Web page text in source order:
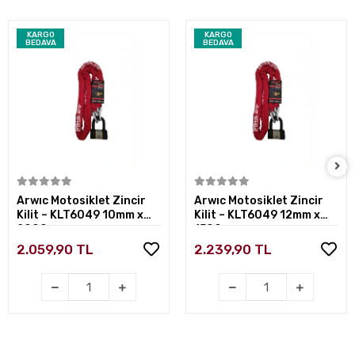
KARGO
BEDAVA
Sepete Ekle
Arwıc Motosiklet Zincir
Kilit – KLT6049 10mm x
2000mm
2.059,90 TL
KARGO
BEDAVA
Sepete Ekle
Arwıc Motosiklet Zincir
Kilit – KLT6049 12mm x
1500mm
2.239,90 TL